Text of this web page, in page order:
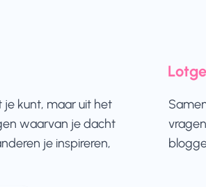
je kunt, maar uit het
waarvan je dacht
je inspireren,